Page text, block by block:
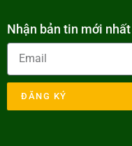
Nhận bản tin mới nhất
ĐĂNG KÝ